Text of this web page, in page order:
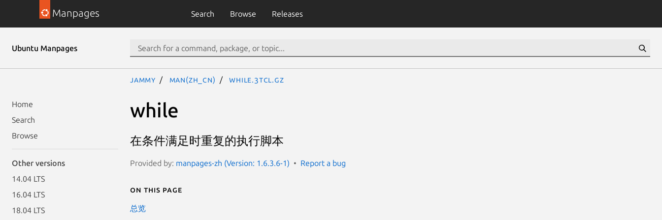
Manpages Search Browse Releases
Ubuntu Manpages
Home
Search
Browse
Other versions
14.04 LTS
16.04 LTS
18.04 LTS
jammy man(zh_CN) while.3tcl.gz
while
在条件满足时重复的执行脚本
Provided by: manpages-zh (Version: 1.6.3.6-1) Report a bug
On this page
总览